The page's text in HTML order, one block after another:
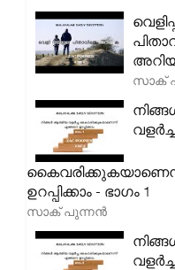
സാക്
ഉറപ്പിക്കാം - ഭാഗം 1
സാക് പുന്നൻ